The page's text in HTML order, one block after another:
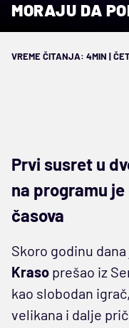
MORAJU DA
VREME ČITANJA: 4MIN |
Prvi susret u
na programu
časova
Skoro godinu
Kraso prešao iz
kao slobodan
velikana i dalje